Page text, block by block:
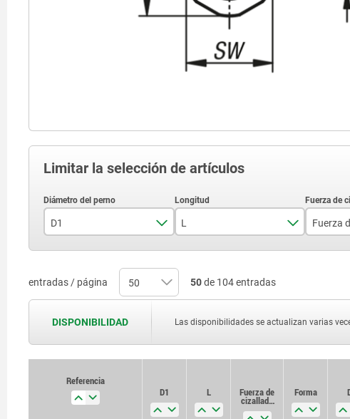
Limitar la selección de artículos
D1
5
6
16
L
15
20
30
24
entradas / página 50de 104 entradas
DISPONIBILIDAD Las disponibilidades se actualizan varias
Referencia
D1
L Fuerza de
cizallado
de
Forma